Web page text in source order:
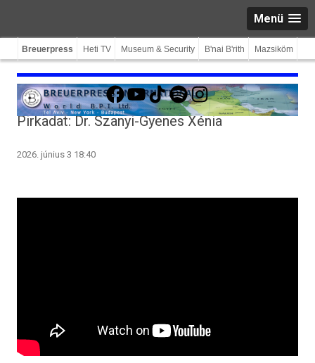
Menü
Breuerpress Heti TV Museum & Security B'nai B'rith Mazsiköm
Facebook
YouTube
TikTokSpotifyInstagram
Pirkadat: Dr. Szanyi-Gyenes Xénia
2026. június 3 18:40